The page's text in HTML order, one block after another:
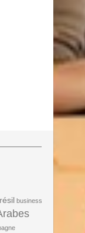
business